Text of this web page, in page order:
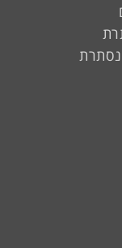
נסתרת